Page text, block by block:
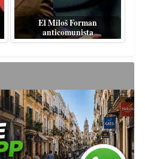
El Miloš Forman
anticomunista